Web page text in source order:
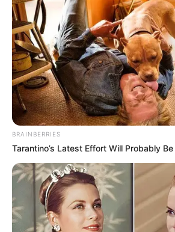
Kada je Elena prišla kasi i predala ček,
— 420.000 evra… Señora, ovakve
BRAINBERRIES
Tarantino’s Latest Effort Will Probably